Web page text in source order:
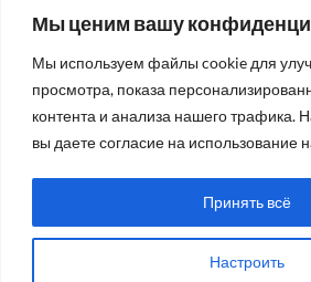
Мы ценим вашу
Мы используем файлы cookie для
просмотра, показа
контента и анализа нашего трафика.
вы даете согласие на использование
Настроить
Принять всё
Правила поведения на сайте
Реклама
Старый сайт
Старый HTML сайт